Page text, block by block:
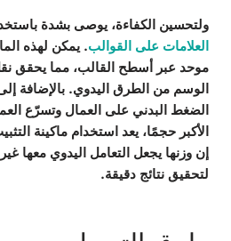
ولتحسين الكفاءة، يوصى بشدة
العلامات على القوالب. يمكن لهذه
موحد عبر أسطح القالب، مما يحقق
الوسم من الطرق اليدوي. بالإضافة
الضغط البدني على العمال وتسرّع
الأكبر حجمًا، يعد استخدام ماكينة
إن وزنها يجعل التعامل اليدوي معها
لتحقيق نتائج دقيقة.